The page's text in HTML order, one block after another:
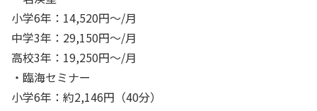
小学6年：14,520円～/月
中学3年：29,150円～/月
高校3年：19,250円～/月
・臨海セミナー
小学6年：約2,146円（40分）